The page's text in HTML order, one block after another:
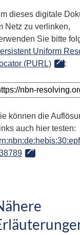
dieses digitale
Netz zu verlinken,
Sie bitte
Uniform
(PURL)
:
können die
auch hier testen: